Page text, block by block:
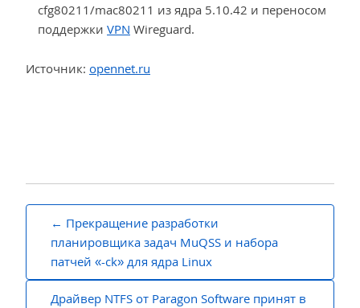
cfg80211/mac80211 из ядра 5.10.42 и переносом
поддержки VPN Wireguard.
Источник: opennet.ru
Навигация
записям
Прекращение разработки
планировщика задач MuQSS и набора
патчей «-ck» для ядра Linux
Драйвер NTFS от Paragon Software принят в